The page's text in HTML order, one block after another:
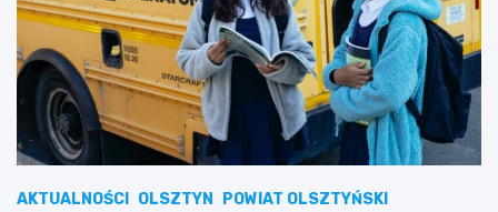
AKTUALNOŚCI OLSZTYN POWIAT OLSZTYŃSKI